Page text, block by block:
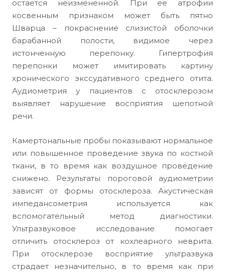
остается неизмененной. При ее атрофии
косвенным признаком может быть пятно
Шварца – покраснение слизистой оболочки
барабанной полости, видимое через
истонченную перепонку. Гипертрофия
перепонки может имитировать картину
хронического экссудативного среднего отита.
Аудиометрия у пациентов с отосклерозом
выявляет нарушение восприятия шепотной
речи.
Камертональные пробы показывают нормальное
или повышенное проведение звука по костной
ткани, в то время как воздушное проведение
снижено. Результаты пороговой аудиометрии
зависят от формы отосклероза. Акустическая
импедансометрия используется как
вспомогательный метод диагностики.
Ультразвуковое исследование помогает
отличить отосклероз от кохлеарного неврита.
При отосклерозе восприятие ультразвука
страдает незначительно, в то время как при